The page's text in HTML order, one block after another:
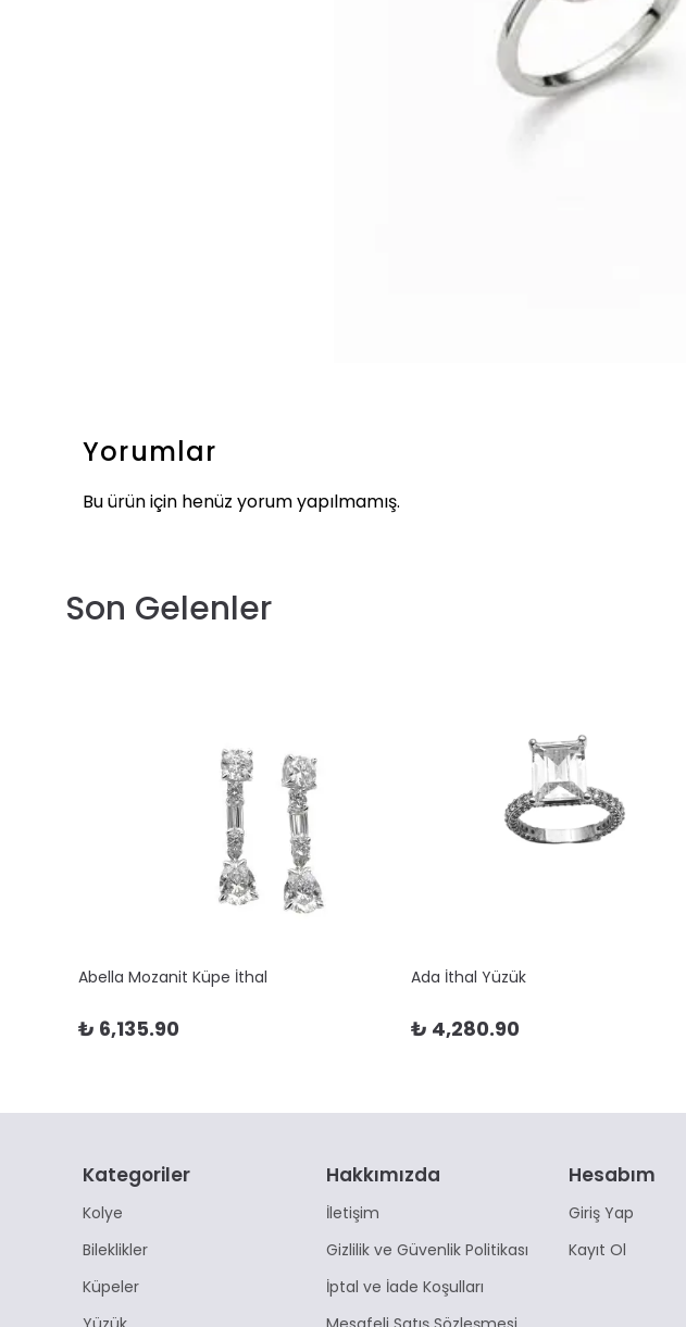
Yorumlar
Bu ürün için henüz yorum yapılmamış.
Son Gelenler
Abella Mozanit Küpe İthal
₺ 6,135.90
Ada İthal Yüzük
₺ 4,280.90
Kategoriler
Kolye
Bileklikler
Küpeler
Hakkımızda
İletişim
Gizlilik ve Güvenlik Politikası
İptal ve İade Koşulları
Hesabım
Giriş Yap
Kayıt Ol